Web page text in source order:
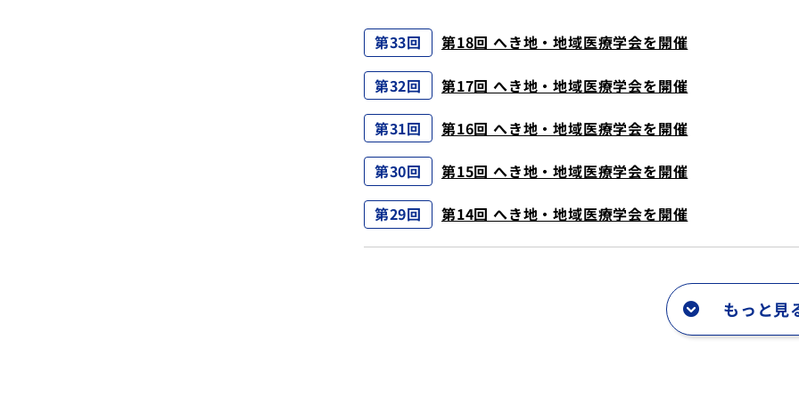
第33回 第18回 へき地・地域医療学会を開催
第32回 第17回 へき地・地域医療学会を開催
第31回 第16回 へき地・地域医療学会を開催
第30回 第15回 へき地・地域医療学会を開催
第29回 第14回 へき地・地域医療学会を開催
もっと見